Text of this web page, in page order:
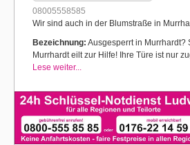
08005558585
Wir sind auch in der Blumstraße in
Bezeichnung: Ausgesperrt in Murrhardt?
Murrhardt eilt zur Hilfe! Ihre Türe ist nur
Lese weiter...